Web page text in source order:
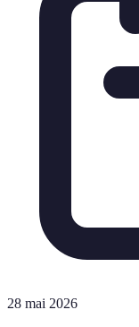
28 mai 2026